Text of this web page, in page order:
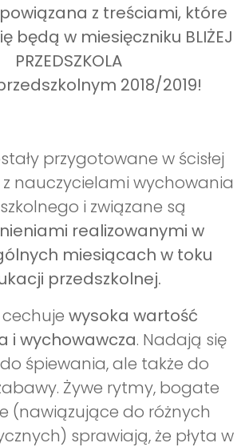
z treściami, które
będą w miesięczniku BLIŻEJ
PRZEDSZKOLA
2018/2019!
przygotowane w ścisłej
nauczycielami wychowania
i związane są
realizowanymi w
miesiącach w toku
przedszkolnej.
wysoka wartość
i wychowawcza. Nadają się
śpiewania, ale także do
Żywe rytmy, bogate
(nawiązujące do różnych
sprawiają, że płyta w